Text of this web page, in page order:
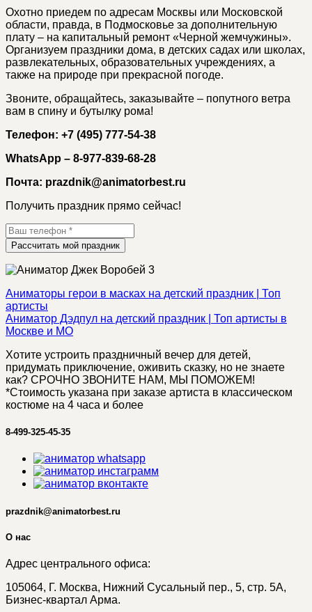
Охотно приедем по адресам Москвы или Московской
области, правда, в Подмосковье за дополнительную
плату – на капитальный ремонт «Черной жемчужины».
Организуем праздники дома, в детских садах или школах,
развлекательных, образовательных учреждениях, а
также на природе при прекрасной погоде.
Звоните, обращайтесь, заказывайте – попутного ветра
вам в спину и бутылку рома!
Телефон: +7 (495) 777-54-38
WhatsApp – 8-977-839-68-28
Почта: prazdnik@animatorbest.ru
Получить праздник прямо сейчас!
Рассчитать мой праздник
Аниматоры герои в масках на детский праздник | Топ
артисты
Аниматор Дэдпул на детский праздник | Топ артисты в
Москве и МО
Хотите устроить праздничный вечер для детей,
придумать приключение, оживить сказку, но не знаете
как? СРОЧНО ЗВОНИТЕ НАМ, МЫ ПОМОЖЕМ!
*Стоимость указана при заказе артиста в классическом
костюме на 4 часа и более
8-499-325-45-35
prazdnik@animatorbest.ru
О нас
Адрес центрального офиса:
105064, Г. Москва, Нижний Сусальный пер., 5, стр. 5А,
Бизнес-квартал Арма.